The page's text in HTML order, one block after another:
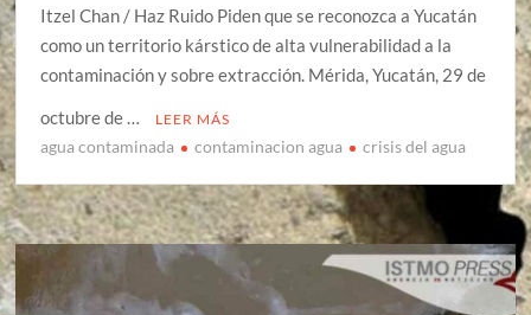
Itzel Chan / Haz Ruido Piden que se reconozca a Yucatán
como un territorio kárstico de alta vulnerabilidad a la
contaminación y sobre extracción. Mérida, Yucatán, 29 de
octubre de …
LEER MÁS
agua contaminada contaminacion agua crisis del agua